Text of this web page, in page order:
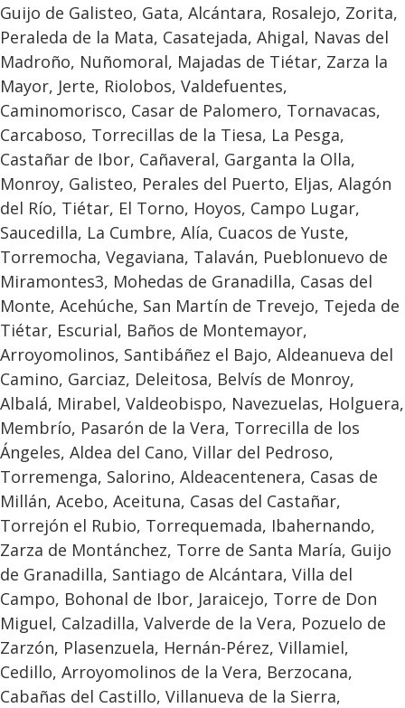
Guijo de Galisteo, Gata, Alcántara, Rosalejo, Zorita,
Peraleda de la Mata, Casatejada, Ahigal, Navas del
Madroño, Nuñomoral, Majadas de Tiétar, Zarza la
Mayor, Jerte, Riolobos, Valdefuentes,
Caminomorisco, Casar de Palomero, Tornavacas,
Carcaboso, Torrecillas de la Tiesa, La Pesga,
Castañar de Ibor, Cañaveral, Garganta la Olla,
Monroy, Galisteo, Perales del Puerto, Eljas, Alagón
del Río, Tiétar, El Torno, Hoyos, Campo Lugar,
Saucedilla, La Cumbre, Alía, Cuacos de Yuste,
Torremocha, Vegaviana, Talaván, Pueblonuevo de
Miramontes3​, Mohedas de Granadilla, Casas del
Monte, Acehúche, San Martín de Trevejo, Tejeda de
Tiétar, Escurial, Baños de Montemayor,
Arroyomolinos, Santibáñez el Bajo, Aldeanueva del
Camino, Garciaz, Deleitosa, Belvís de Monroy,
Albalá, Mirabel, Valdeobispo, Navezuelas, Holguera,
Membrío, Pasarón de la Vera, Torrecilla de los
Ángeles, Aldea del Cano, Villar del Pedroso,
Torremenga, Salorino, Aldeacentenera, Casas de
Millán, Acebo, Aceituna, Casas del Castañar,
Torrejón el Rubio, Torrequemada, Ibahernando,
Zarza de Montánchez, Torre de Santa María, Guijo
de Granadilla, Santiago de Alcántara, Villa del
Campo, Bohonal de Ibor, Jaraicejo, Torre de Don
Miguel, Calzadilla, Valverde de la Vera, Pozuelo de
Zarzón, Plasenzuela, Hernán-Pérez, Villamiel,
Cedillo, Arroyomolinos de la Vera, Berzocana,
Cabañas del Castillo, Villanueva de la Sierra,